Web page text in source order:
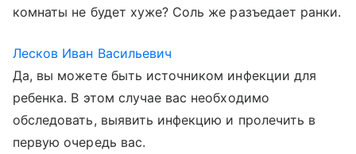
комнаты не будет хуже? Соль же разъедает ранки.
Лесков Иван Васильевич
Да, вы можете быть источником инфекции для
ребенка. В этом случае вас необходимо
обследовать, выявить инфекцию и пролечить в
первую очередь вас.